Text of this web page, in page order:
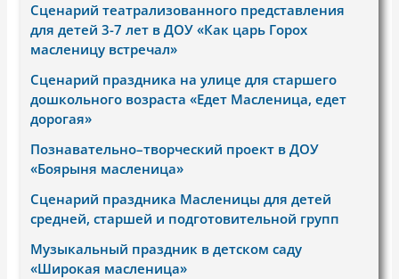
Сценарий театрализованного представления
для детей 3-7 лет в ДОУ «Как царь Горох
масленицу встречал»
Сценарий праздника на улице для старшего
дошкольного возраста «Едет Масленица, едет
дорогая»
Познавательно–творческий проект в ДОУ
«Боярыня масленица»
Сценарий праздника Масленицы для детей
средней, старшей и подготовительной групп
Музыкальный праздник в детском саду
«Широкая масленица»